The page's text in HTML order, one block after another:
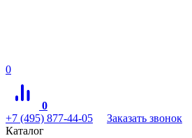
0
0
+7 (495) 877-44-05
Заказать звонок
Каталог